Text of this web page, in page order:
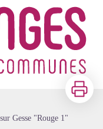
Imprimer
Gesse "Rouge 1"